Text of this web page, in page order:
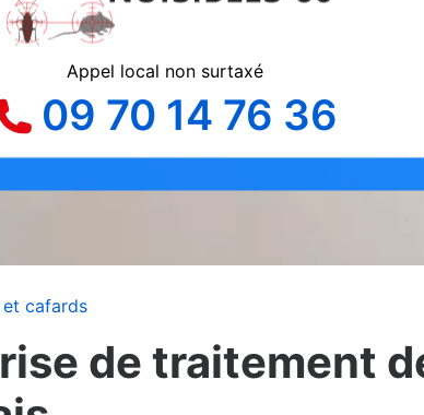
Appel local non surtaxé
09 70 14 76 36
cafards
de traitement